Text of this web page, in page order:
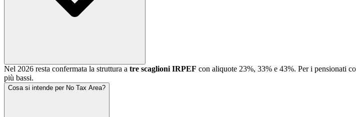
Nel 2026 resta confermata la struttura a tre scaglioni IRPEF con aliquote 23%, 33% e 43%. Per i pensionati
più bassi.
Cosa si intende per No Tax Area?